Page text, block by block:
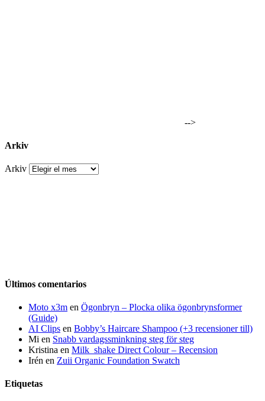
-->
Arkiv
Arkiv
Últimos comentarios
Moto x3m en Ögonbryn – Plocka olika ögonbrynsformer
(Guide)
AI Clips en Bobby’s Haircare Shampoo (+3 recensioner till)
Mi en Snabb vardagssminkning steg för steg
Kristina en Milk_shake Direct Colour – Recension
Irén en Zuii Organic Foundation Swatch
Etiquetas